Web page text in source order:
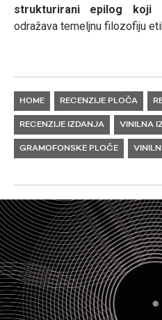
strukturirani epilog koji
odražava temeljnu filozofiju
HOME RECENZIJE PLOČA
RECENZIJE IZDANJA VINILNA
GRAMOFONSKE PLOČE